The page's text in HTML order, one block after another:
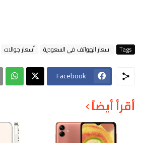
Tags اسعار الهواتف في السعودية أسعار جوالات
Facebook
أقرأ أيضاً